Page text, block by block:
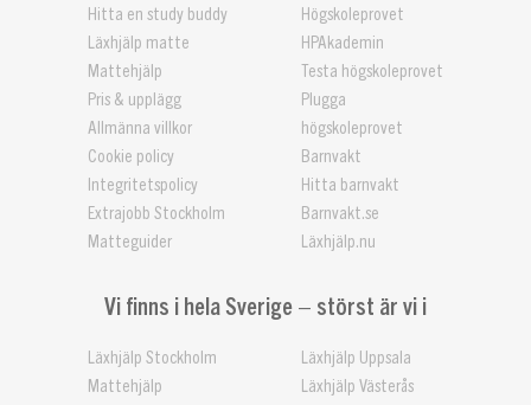
Hitta en study buddy
Läxhjälp matte
Mattehjälp
Pris & upplägg
Allmänna villkor
Cookie policy
Integritetspolicy
Extrajobb Stockholm
Matteguider
Högskoleprovet
HPAkademin
Testa högskoleprovet
Plugga
högskoleprovet
Barnvakt
Hitta barnvakt
Barnvakt.se
Läxhjälp.nu
Vi finns i hela Sverige – störst är vi i
Läxhjälp Stockholm
Mattehjälp
Läxhjälp Uppsala
Läxhjälp Västerås